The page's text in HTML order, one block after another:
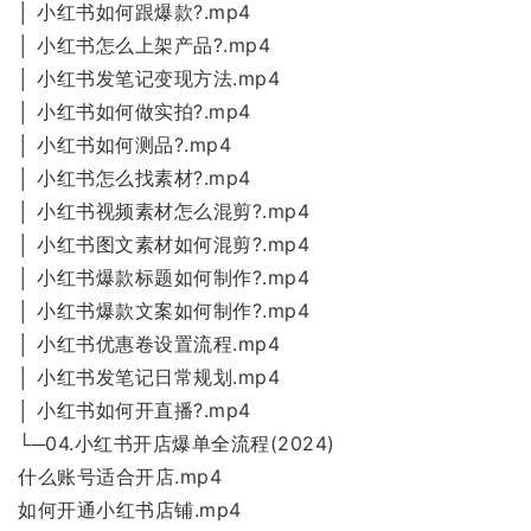
│ 小红书如何跟爆款?.mp4
│ 小红书怎么上架产品?.mp4
│ 小红书发笔记变现方法.mp4
│ 小红书如何做实拍?.mp4
│ 小红书如何测品?.mp4
│ 小红书怎么找素材?.mp4
│ 小红书视频素材怎么混剪?.mp4
│ 小红书图文素材如何混剪?.mp4
│ 小红书爆款标题如何制作?.mp4
│ 小红书爆款文案如何制作?.mp4
│ 小红书优惠卷设置流程.mp4
│ 小红书发笔记日常规划.mp4
│ 小红书如何开直播?.mp4
└─04.小红书开店爆单全流程(2024)
什么账号适合开店.mp4
如何开通小红书店铺.mp4